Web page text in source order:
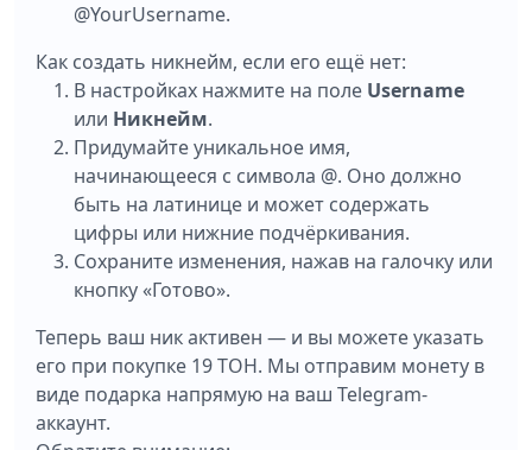
@YourUsername.
Как создать никнейм, если его ещё нет:
В настройках нажмите на поле Username
или Никнейм.
Придумайте уникальное имя,
начинающееся с символа @. Оно должно
быть на латинице и может содержать
цифры или нижние подчёркивания.
Сохраните изменения, нажав на галочку или
кнопку «Готово».
Теперь ваш ник активен — и вы можете указать
его при покупке 19 ТОН. Мы отправим монету в
виде подарка напрямую на ваш Telegram-
аккаунт.